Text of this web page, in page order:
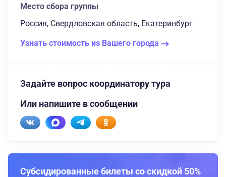
Место сбора группы
Россия, Свердловская область, Екатеринбург
Узнать стоимость из Вашего города
Задайте вопрос координатору тура
Или напишите в сообщении
Субсидированные билеты со скидкой 50%